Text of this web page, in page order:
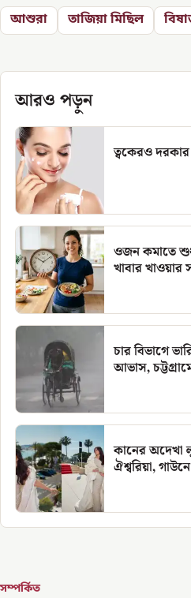
আশুরা তাজিয়া মিছিল
আরও পড়ুন
ত্বকেরও দরকার
ওজন কমাতে
খাবার
চার বিভাগে
আভাস,
কানের
ঐশ্বরিয়া,
সম্পর্কিত